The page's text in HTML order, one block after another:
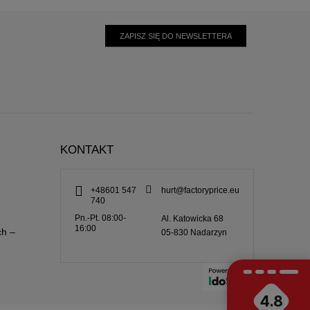
ZAPISZ SIĘ DO NEWSLETTERA
–
KONTAKT
+48601 547
740
hurt@factoryprice.eu
Pn.-Pt. 08:00-
16:00
Al. Katowicka 68
05-830 Nadarzyn
4.8